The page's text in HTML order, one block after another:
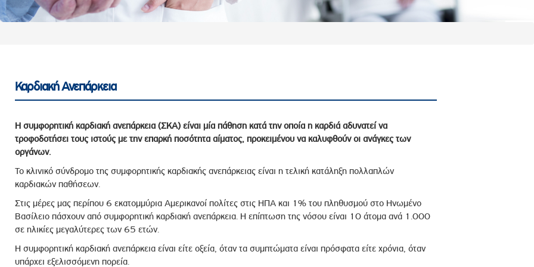
Στελεχών και Συνεργατών
- Υποψηφιοτήτων
Ελέγχου
Κανονισμός Λειτουργίας
2023
2024
Τρίτων Μερών
και Προαγωγής των Δικαιωμάτων των
Καρδιακή Ανεπάρκεια
Η συμφορητική καρδιακή ανεπάρκεια (ΣΚΑ) είναι μία πάθηση κατά την οποία η καρδιά αδυνατεί να
τροφοδοτήσει τους ιστούς με την επαρκή ποσότητα αίματος, προκειμένου να καλυφθούν οι ανάγκες των
οργάνων.
Το κλινικό σύνδρομο της συμφορητικής καρδιακής ανεπάρκειας είναι η τελική κατάληξη πολλαπλών
καρδιακών παθήσεων.
Στις μέρες μας περίπου 6 εκατομμύρια Αμερικανοί πολίτες στις ΗΠΑ και 1% του πληθυσμού στο Ηνωμένο
Βασίλειο πάσχουν από συμφορητική καρδιακή ανεπάρκεια. Η επίπτωση της νόσου είναι 10 άτομα ανά 1.000
σε ηλικίες μεγαλύτερες των 65 ετών.
Η συμφορητική καρδιακή ανεπάρκεια είναι είτε οξεία, όταν τα συμπτώματα είναι πρόσφατα είτε χρόνια, όταν
υπάρχει εξελισσόμενη πορεία.